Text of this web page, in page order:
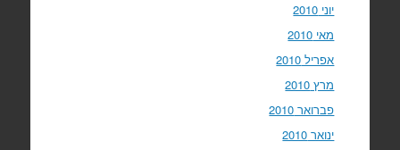
יוני 2010
מאי 2010
אפריל 2010
מרץ 2010
פברואר 2010
ינואר 2010